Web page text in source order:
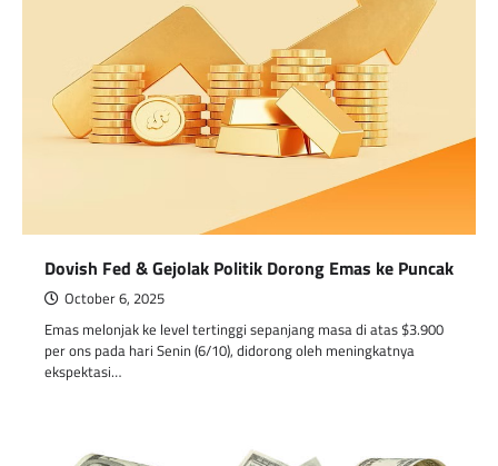
Dovish Fed & Gejolak Politik Dorong Emas ke Puncak
October 6, 2025
Emas melonjak ke level tertinggi sepanjang masa di atas $3.900
per ons pada hari Senin (6/10), didorong oleh meningkatnya
ekspektasi…